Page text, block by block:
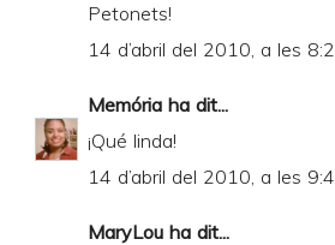
Petonets!
14 d’abril del 2010, a les
Memória ha dit...
¡Qué linda!
14 d’abril del 2010, a les
MaryLou ha dit...